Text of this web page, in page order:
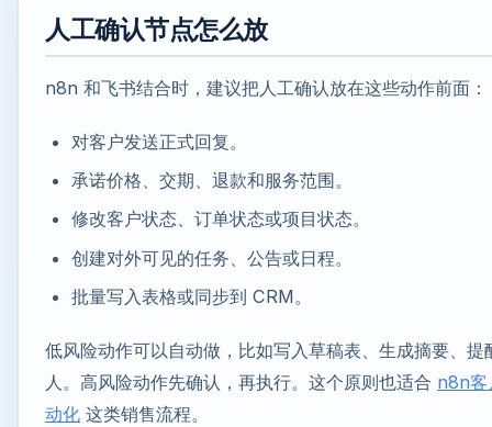
人工确认节点怎么放
n8n 和飞书结合时，建议把人工确认放在这些动作前面：
对客户发送正式回复。
承诺价格、交期、退款和服务范围。
修改客户状态、订单状态或项目状态。
创建对外可见的任务、公告或日程。
批量写入表格或同步到 CRM。
低风险动作可以自动做，比如写入草稿表、生成摘要、提
人。高风险动作先确认，再执行。这个原则也适合 n8n客
动化 这类销售流程。